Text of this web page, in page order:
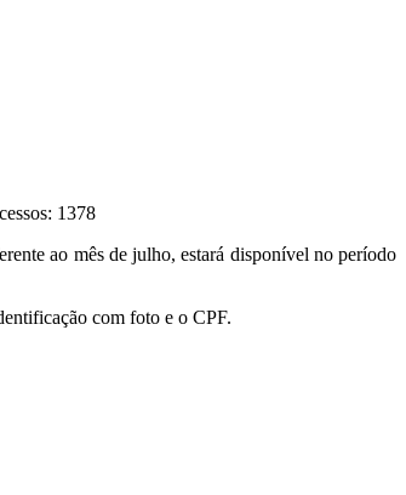
1378
ao mês de julho, estará disponível no período
com foto e o CPF.